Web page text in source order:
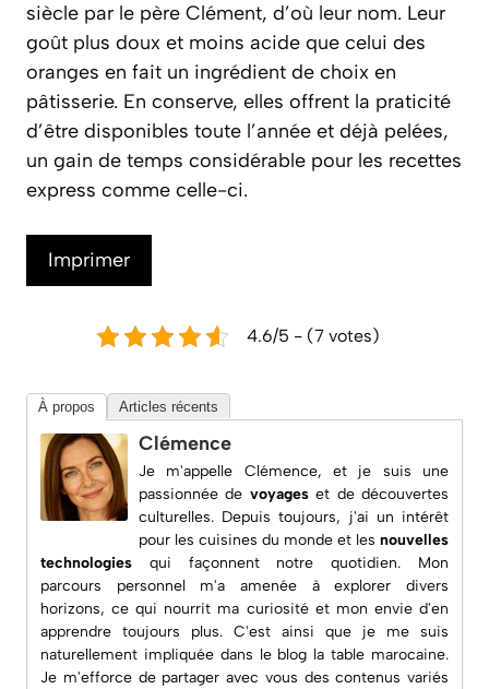
siècle par le père Clément, d’où leur nom. Leur
goût plus doux et moins acide que celui des
oranges en fait un ingrédient de choix en
pâtisserie. En conserve, elles offrent la praticité
d’être disponibles toute l’année et déjà pelées,
un gain de temps considérable pour les recettes
express comme celle-ci.
Imprimer
4.6/5 - (7 votes)
À propos Articles récents
Clémence
Je m'appelle Clémence, et je suis une
passionnée de voyageset de découvertes
culturelles. Depuis toujours, j'ai un intérêt
pour les cuisines du monde et les nouvelles
technologies qui façonnent notre quotidien. Mon
parcours personnel m'a amenée à explorer divers
horizons, ce qui nourrit ma curiosité et mon envie d'en
apprendre toujours plus. C'est ainsi que je me suis
naturellement impliquée dans le blog la table marocaine.
Je m'efforce de partager avec vous des contenus variés